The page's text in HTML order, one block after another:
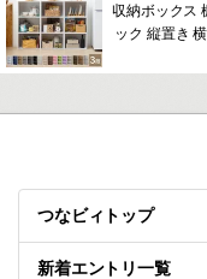
収納ボックス
ック 縦置き
つなビィトップ
新着エントリ一覧